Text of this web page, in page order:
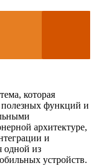
которая
полезных функций и
архитектуре,
и
одной из
устройств.